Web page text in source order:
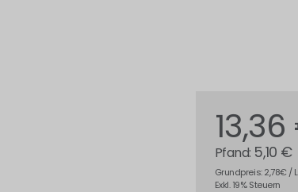
Grundpreis: 2,78€ /
5,10 €
Exkl. 19% Steuern